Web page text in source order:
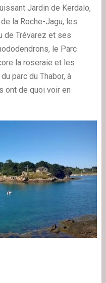
Jardin de Kerdalo,
la Roche-Jagu, les
de Trévarez et ses
le Parc
la roseraie et les
parc du Thabor, à
ont de quoi voir en